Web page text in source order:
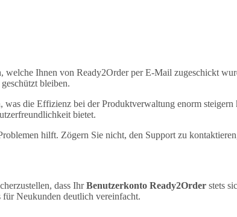
welche Ihnen von Ready2Order per E-Mail zugeschickt
bleiben.
die Effizienz bei der Produktverwaltung enorm
bietet.
hilft. Zögern Sie nicht, den Support zu
dass IhrBenutzerkonto Ready2Order stets
für Neukunden deutlich vereinfacht.